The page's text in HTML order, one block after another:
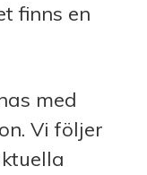
finns en
med
Vi följer